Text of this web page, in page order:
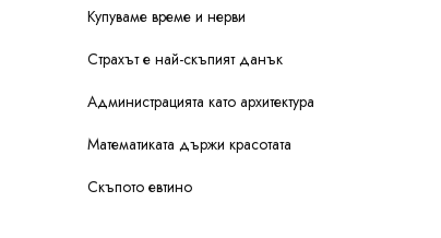
Купуваме време и нерви
Страхът е най-скъпият данък
Администрацията като архитектура
Математиката държи красотата
Скъпото евтино